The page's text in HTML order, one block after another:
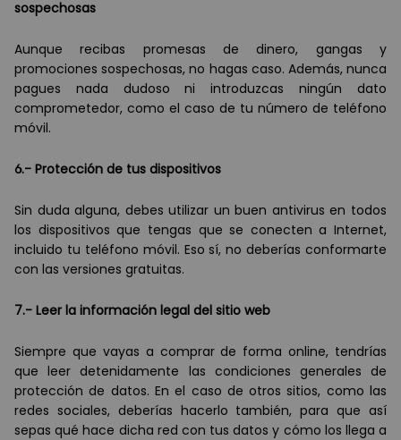
sospechosas
Aunque recibas promesas de dinero, gangas y
promociones sospechosas, no hagas caso. Además, nunca
pagues nada dudoso ni introduzcas ningún dato
comprometedor, como el caso de tu número de teléfono
móvil.
6.- Protección de tus dispositivos
Sin duda alguna, debes utilizar un buen antivirus en todos
los dispositivos que tengas que se conecten a Internet,
incluido tu teléfono móvil. Eso sí, no deberías conformarte
con las versiones gratuitas.
7.- Leer la información legal del sitio web
Siempre que vayas a comprar de forma online, tendrías
que leer detenidamente las condiciones generales de
protección de datos. En el caso de otros sitios, como las
redes sociales, deberías hacerlo también, para que así
sepas quéhace dicha red con tus datos y cómo los llega a